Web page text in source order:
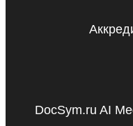
DocSym.ru AI